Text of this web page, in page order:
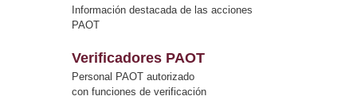
Información destacada de las acciones
PAOT
Verificadores PAOT
Personal PAOT autorizado
con funciones de verificación